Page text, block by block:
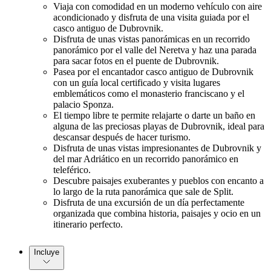
Viaja con comodidad en un moderno vehículo con aire
acondicionado y disfruta de una visita guiada por el
casco antiguo de Dubrovnik.
Disfruta de unas vistas panorámicas en un recorrido
panorámico por el valle del Neretva y haz una parada
para sacar fotos en el puente de Dubrovnik.
Pasea por el encantador casco antiguo de Dubrovnik
con un guía local certificado y visita lugares
emblemáticos como el monasterio franciscano y el
palacio Sponza.
El tiempo libre te permite relajarte o darte un baño en
alguna de las preciosas playas de Dubrovnik, ideal para
descansar después de hacer turismo.
Disfruta de unas vistas impresionantes de Dubrovnik y
del mar Adriático en un recorrido panorámico en
teleférico.
Descubre paisajes exuberantes y pueblos con encanto a
lo largo de la ruta panorámica que sale de Split.
Disfruta de una excursión de un día perfectamente
organizada que combina historia, paisajes y ocio en un
itinerario perfecto.
Incluye